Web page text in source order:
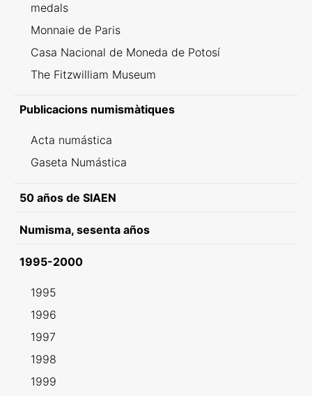
medals
Monnaie de Paris
Casa Nacional de Moneda de Potosí
The Fitzwilliam Museum
Publicacions numismàtiques
Acta numástica
Gaseta Numástica
50 años de SIAEN
Numisma, sesenta años
1995-2000
1995
1996
1997
1998
1999